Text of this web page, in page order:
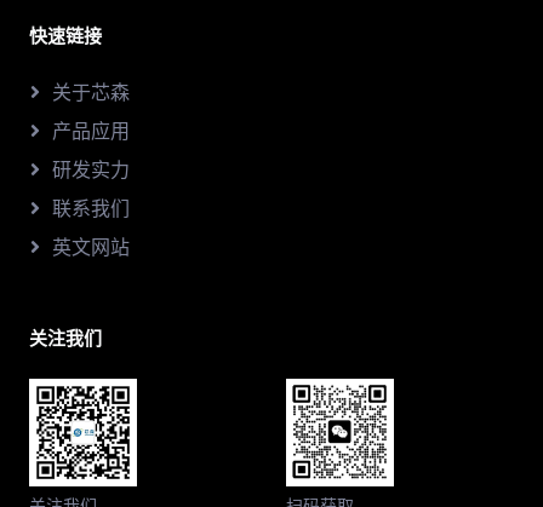
快速链接
关于芯森
产品应用
研发实力
联系我们
英文网站
关注我们